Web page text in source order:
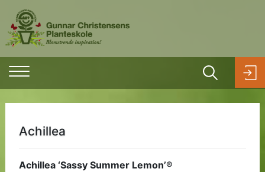
Achillea
Achillea ‘Sassy Summer Lemon’®